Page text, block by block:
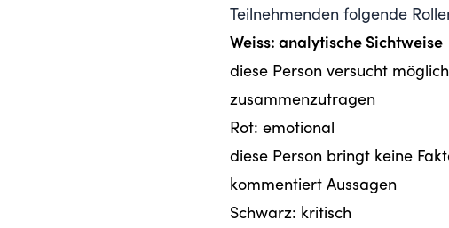
Teilnehmenden folgende
Weiss: analytische Sichtweise
diese Person versucht
zusammenzutragen
Rot: emotional
diese Person bringt keine
kommentiert Aussagen
Schwarz: kritisch